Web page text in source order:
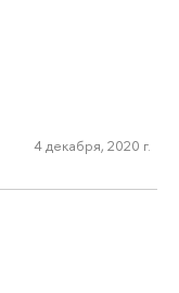
4 декабря, 2020 г.